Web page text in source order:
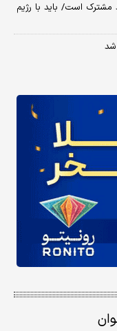
مشترک است/ باید با رژیم
شد